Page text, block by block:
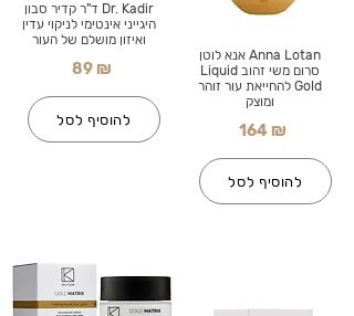
Dr. Kadir ד"ר קדיר סבון
היגייני אינטימי לניקוי עדין
ואיזון מושלם של העור
89 ₪
להוסיף לסל
Anna Lotan אנא לוטן
סרום משי זהוב Liquid
Gold להחייאת עור זוהר
ומוצק
164 ₪
להוסיף לסל